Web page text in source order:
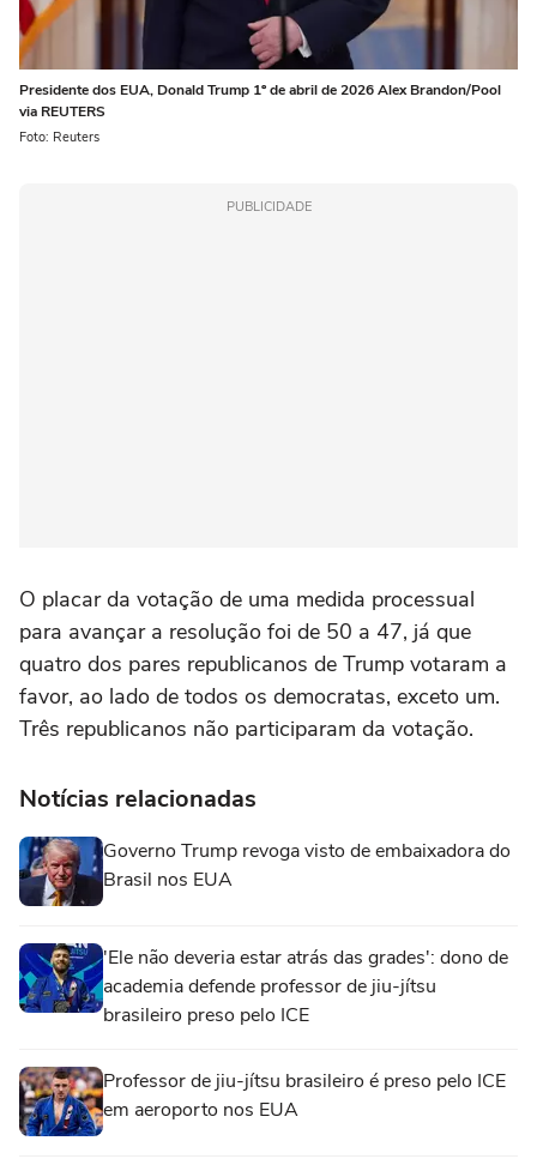
Presidente dos EUA, Donald Trump 1º de abril de 2026 Alex Brandon/Pool
via REUTERS
Foto: Reuters
PUBLICIDADE
O placar da votação de uma medida processual
para avançar a resolução foi de 50 a 47, já que
quatro dos pares republicanos de Trump votaram a
favor, ao lado de ⁠todos os democratas, exceto um.
Três republicanos não participaram da votação.
Notícias relacionadas
Governo Trump revoga visto de embaixadora do
Brasil nos EUA
'Ele não deveria estar atrás das grades': dono de
academia defende professor de jiu-jítsu
brasileiro preso pelo ICE
Professor de jiu-jítsu brasileiro é preso pelo ICE
em aeroporto nos EUA